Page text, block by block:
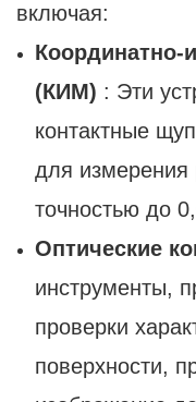
включая:
(КИМ) : Эти
контактные
для измерения
точностью до
Оптические
инструменты,
проверки
поверхности,